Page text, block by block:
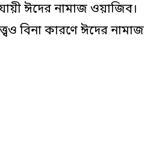
ঈদের নামাজ ওয়াজিব।
বিনা কারণে ঈদের নামাজ